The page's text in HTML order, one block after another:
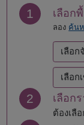
เชียงราย
เชียงใหม่
ตรัง
ตราด
ตาก
นครนายก
นครปฐม
นครพนม
นครราชสี
1 เลือก
ลอง ค้น
2 เลือก
ต้องเลื